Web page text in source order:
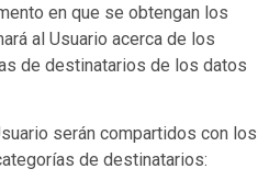
en que se obtengan los
al Usuario acerca de los
de destinatarios de los datos
serán compartidos con los
de destinatarios: